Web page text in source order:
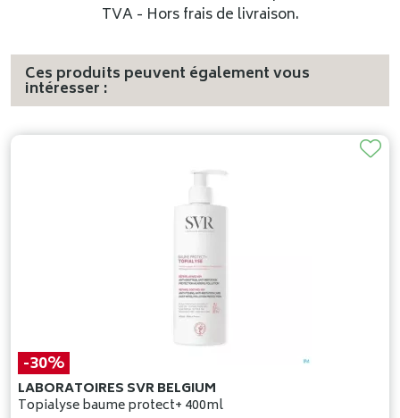
TVA - Hors frais de livraison.
Ces produits peuvent également vous
intéresser :
-30%
LABORATOIRES SVR BELGIUM
Topialyse baume protect+ 400ml